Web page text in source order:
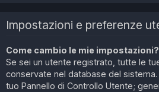
Impostazioni e preferenze
Come cambio le mie impostazioni?
Se sei un utente registrato, tutte le
conservate nel database del
tuo Pannello di Controllo Utente;